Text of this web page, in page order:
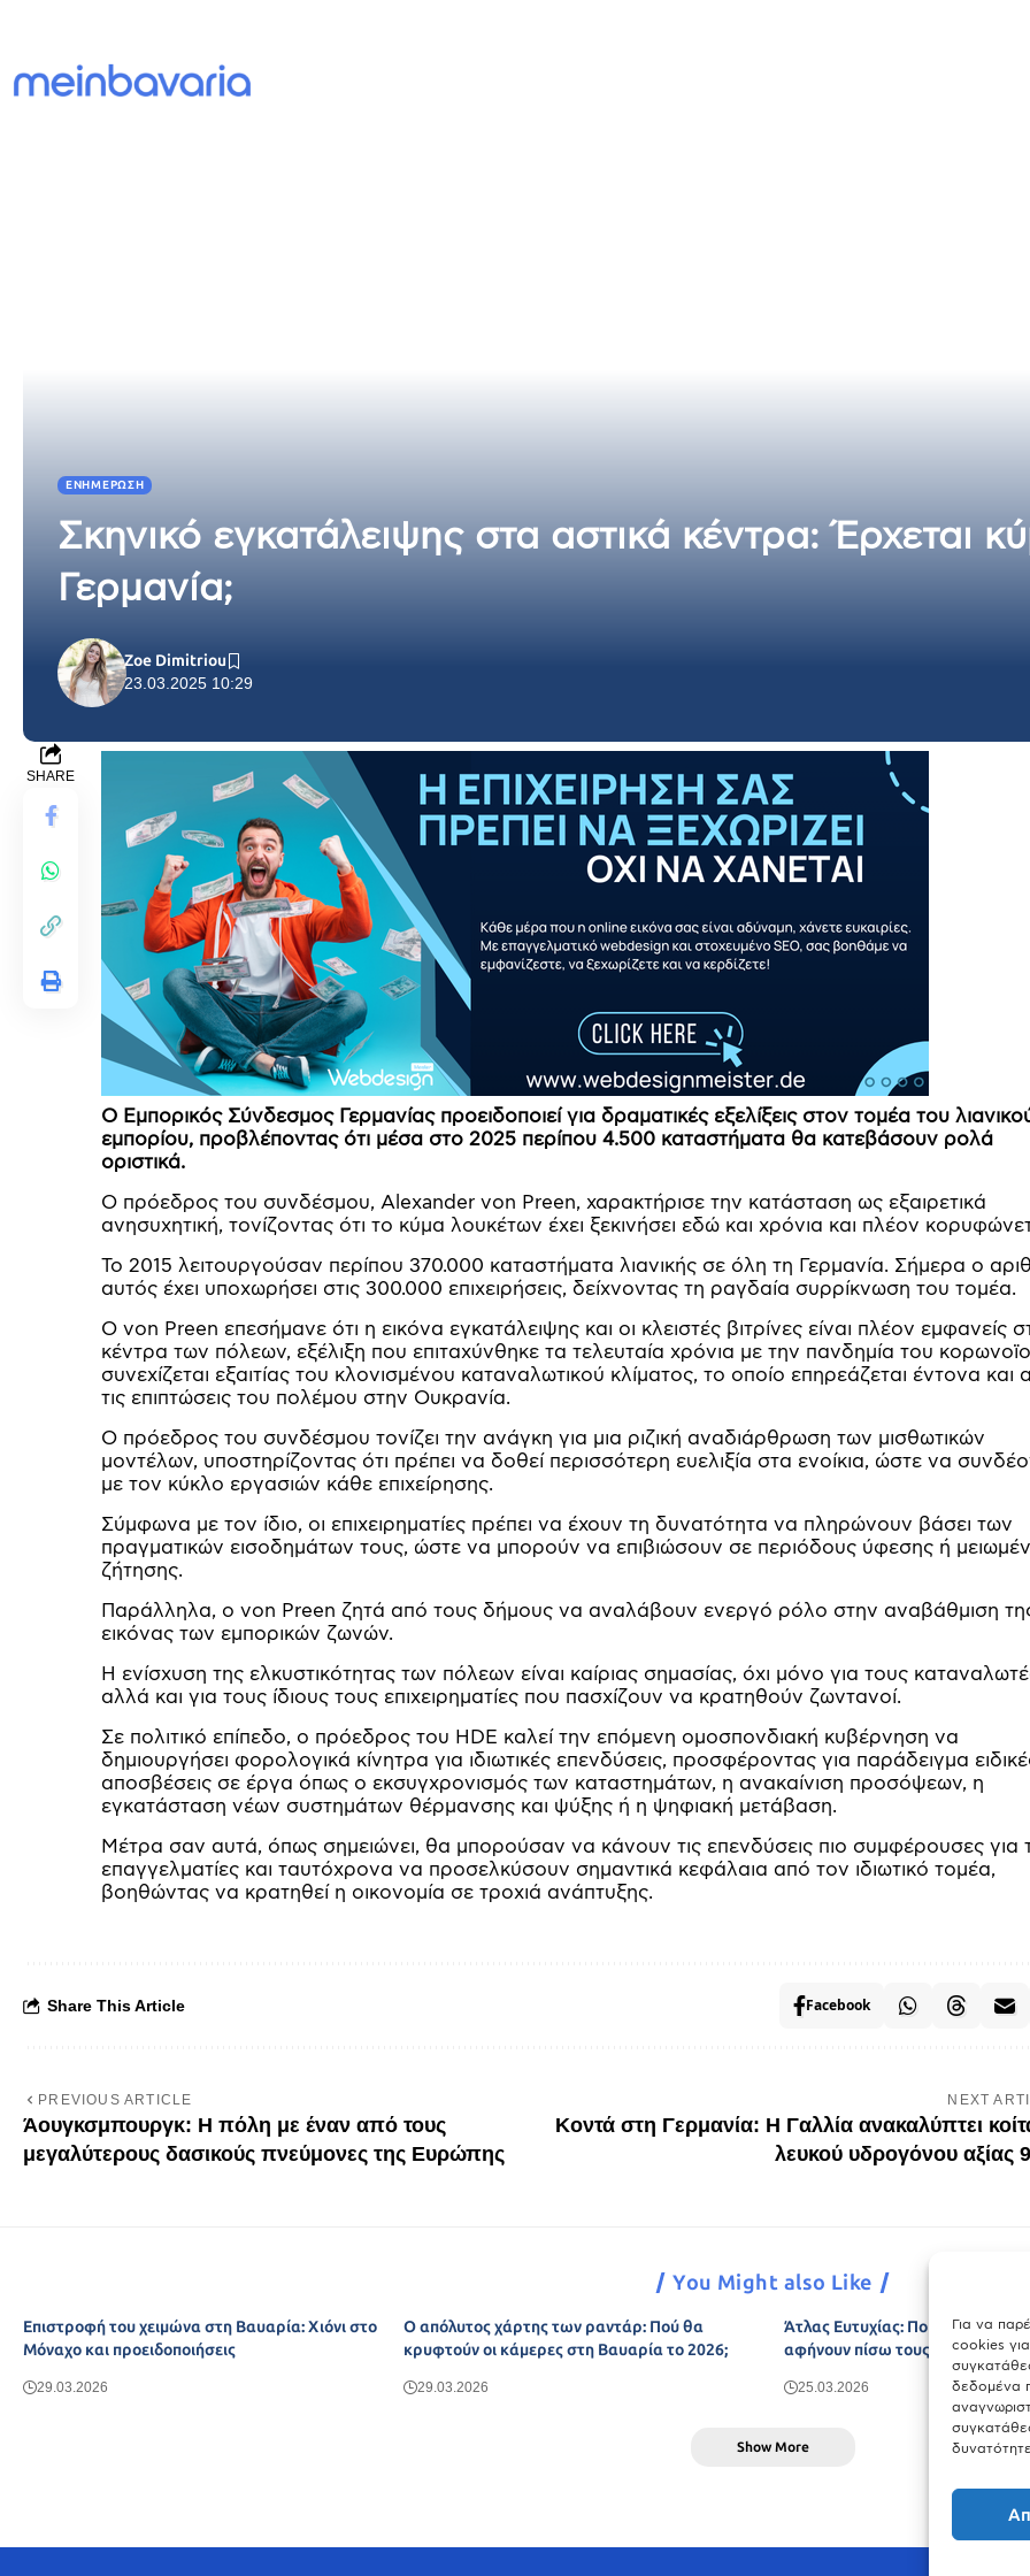
Για να
cookies
δεδομένα
ΕΝΗΜΈΡΩΣΗ
Σκηνικό εγκατάλειψης στα αστικά κέντρα: Έρχεται
Γερμανία;
23.03.2025 10:29
Zoe Dimitriou
SHARE
Ο Εμπορικός Σύνδεσμος Γερμανίας προειδοποιεί για δραματικές εξελίξεις στον τομέα του
εμπορίου, προβλέποντας ότι μέσα στο 2025 περίπου 4.500 καταστήματα θα κατεβάσουν ρολά
οριστικά.
Ο πρόεδρος του συνδέσμου, Alexander von Preen, χαρακτήρισε την κατάσταση ως εξαιρετικά
ανησυχητική, τονίζοντας ότι το κύμα λουκέτων έχει ξεκινήσει εδώ και χρόνια και πλέον
Το 2015 λειτουργούσαν περίπου 370.000 καταστήματα λιανικής σε όλη τη Γερμανία. Σήμερα ο
αυτός έχει υποχωρήσει στις 300.000 επιχειρήσεις, δείχνοντας τη ραγδαία συρρίκνωση του τομέα.
Ο von Preen επεσήμανε ότι η εικόνα εγκατάλειψης και οι κλειστές βιτρίνες είναι πλέον εμφανείς
κέντρα των πόλεων, εξέλιξη που επιταχύνθηκε τα τελευταία χρόνια με την πανδημία του
συνεχίζεται εξαιτίας του κλονισμένου καταναλωτικού κλίματος, το οποίο επηρεάζεται έντονα και
τις επιπτώσεις του πολέμου στην Ουκρανία.
Ο πρόεδρος του συνδέσμου τονίζει την ανάγκη για μια ριζική αναδιάρθρωση των μισθωτικών
μοντέλων, υποστηρίζοντας ότι πρέπει να δοθεί περισσότερη ευελιξία στα ενοίκια, ώστε να
με τον κύκλο εργασιών κάθε επιχείρησης.
Σύμφωνα με τον ίδιο, οι επιχειρηματίες πρέπει να έχουν τη δυνατότητα να πληρώνουν βάσει των
πραγματικών εισοδημάτων τους, ώστε να μπορούν να επιβιώσουν σε περιόδους ύφεσης ή
ζήτησης.
Παράλληλα, ο von Preen ζητά από τους δήμους να αναλάβουν ενεργό ρόλο στην αναβάθμιση
εικόνας των εμπορικών ζωνών.
Η ενίσχυση της ελκυστικότητας των πόλεων είναι καίριας σημασίας, όχι μόνο για τους
αλλά και για τους ίδιους τους επιχειρηματίες που πασχίζουν να κρατηθούν ζωντανοί.
Σε πολιτικό επίπεδο, ο πρόεδρος του HDE καλεί την επόμενη ομοσπονδιακή κυβέρνηση να
δημιουργήσει φορολογικά κίνητρα για ιδιωτικές επενδύσεις, προσφέροντας για παράδειγμα
αποσβέσεις σε έργα όπως ο εκσυγχρονισμός των καταστημάτων, η ανακαίνιση προσόψεων, η
εγκατάσταση νέων συστημάτων θέρμανσης και ψύξης ή η ψηφιακή μετάβαση.
Μέτρα σαν αυτά, όπως σημειώνει, θα μπορούσαν να κάνουν τις επενδύσεις πιο συμφέρουσες για
επαγγελματίες και ταυτόχρονα να προσελκύσουν σημαντικά κεφάλαια από τον ιδιωτικό τομέα,
βοηθώντας να κρατηθεί η οικονομία σε τροχιά ανάπτυξης.
Share This Article Facebook
PREVIOUS ARTICLE
Άουγκσμπουργκ: Η πόλη με έναν από τους
μεγαλύτερους δασικούς πνεύμονες της Ευρώπης
NEXT
Κοντά στη Γερμανία: Η Γαλλία ανακαλύπτει
λευκού υδρογόνου αξίας
You Might also Like
Επιστροφή του χειμώνα στη Βαυαρία: Χιόνι στο
Μόναχο και προειδοποιήσεις
29.03.2026
Ο απόλυτος χάρτης των ραντάρ: Πού θα
κρυφτούν οι κάμερες στη Βαυαρία το 2026;
29.03.2026
Άτλας Ευτυχίας: Ποιες πόλεις
αφήνουν πίσω τους το Μόναχο;
25.03.2026
Show More